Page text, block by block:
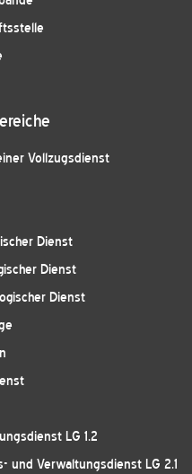
Vollzugsdienst
Dienst
Dienst
Dienst
LG 1.2
und Verwaltungsdienst LG 2.1